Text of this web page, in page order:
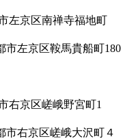
左京区南禅寺福地町
市左京区鞍馬貴船町180
右京区嵯峨野宮町1
市右京区嵯峨大沢町４